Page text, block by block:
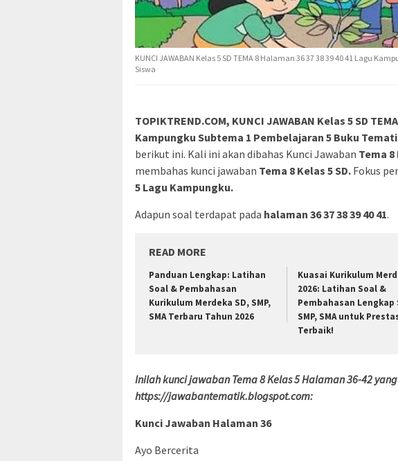
KUNCI JAWABAN Kelas 5 SD TEMA 8 Halaman 36 37 38 39 40 41 Lagu
Siswa
TOPIKTREND.COM, KUNCI JAWABAN Kelas 5 SD
Kampungku Subtema 1 Pembelajaran 5 Buku
berikut ini. Kali ini akan dibahas Kunci Jawaban Tema 8
membahas kunci jawaban Tema 8 Kelas 5 SD. Fokus
5 Lagu Kampungku.
Adapun soal terdapat pada halaman 36 37 38 39 40 41.
READ MORE
Panduan Lengkap: Latihan
Soal & Pembahasan
Kurikulum Merdeka SD, SMP,
SMA Terbaru Tahun 2026
Kuasai Kurikulum
2026: Latihan Soal &
Pembahasan Lengkap
SMP, SMA untuk
Terbaik!
Inilah kunci jawaban Tema 8 Kelas 5 Halaman 36-42
https://jawabantematik.blogspot.com:
Kunci Jawaban Halaman 36
Ayo Bercerita